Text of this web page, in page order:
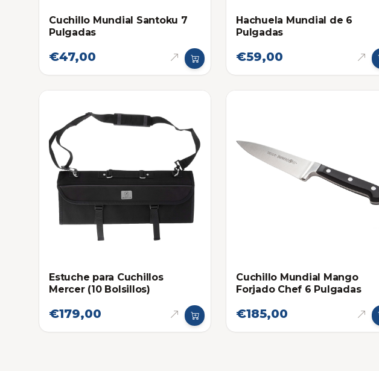
Cuchillo Mundial Santoku 7
Pulgadas
€47,00
Hachuela Mundial de 6
Pulgadas
€59,00
Estuche para Cuchillos
Mercer (10 Bolsillos)
€179,00
Cuchillo Mundial Mango
Forjado Chef 6 Pulgadas
€185,00